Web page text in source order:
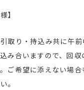
】
取り・持込み共に午
み合いますので、回
ご希望に添えない場
。